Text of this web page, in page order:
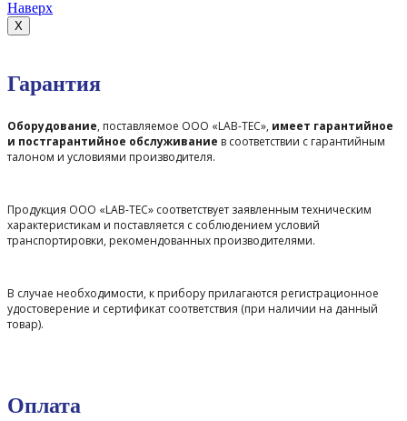
Наверх
X
Гарантия
Оборудование, поставляемое ООО «LAB-TEC», имеет гарантийное
и постгарантийное обслуживание в соответствии с гарантийным
талоном и условиями производителя.
Продукция ООО «LAB-TEC» соответствует заявленным техническим
характеристикам и поставляется с соблюдением условий
транспортировки, рекомендованных производителями.
В случае необходимости, к прибору прилагаются регистрационное
удостоверение и сертификат соответствия (при наличии на данный
товар).
Оплата